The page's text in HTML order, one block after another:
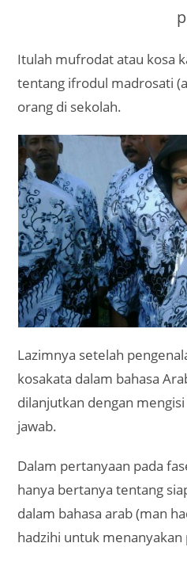
Itulah mufrodat atau kosa
tentang ifrodul madrosati
orang di sekolah.
Lazimnya setelah
kosakata dalam bahasa
dilanjutkan dengan
jawab.
Dalam pertanyaan pada
hanya bertanya tentang
dalam bahasa arab (man
hadzihi untuk